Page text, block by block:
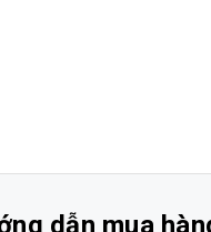
dẫn mua